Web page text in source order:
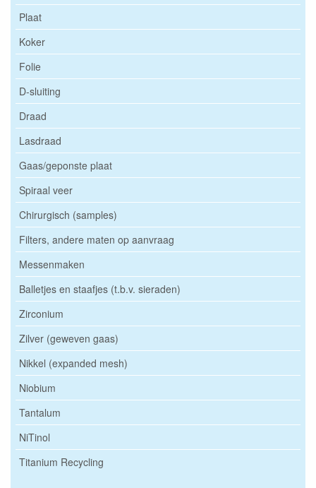
Plaat
Koker
Folie
D-sluiting
Draad
Lasdraad
Gaas/geponste plaat
Spiraal veer
Chirurgisch (samples)
Filters, andere maten op aanvraag
Messenmaken
Balletjes en staafjes (t.b.v. sieraden)
Zirconium
Zilver (geweven gaas)
Nikkel (expanded mesh)
Niobium
Tantalum
NiTinol
Titanium Recycling